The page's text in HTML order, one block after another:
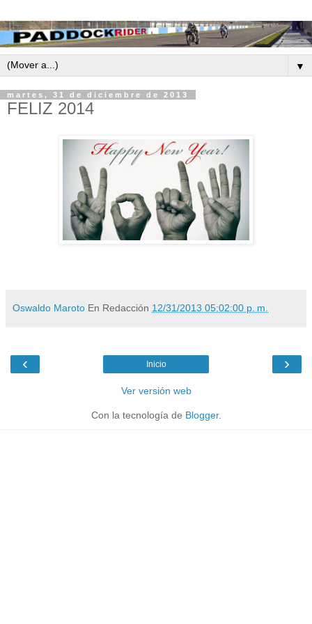
▼
martes, 31 de diciembre de 2013
FELIZ 2014
Oswaldo Maroto En Redacción 12/31/2013 05:02:00 p. m.
‹ ›
Inicio
Ver versión web
Con la tecnología de Blogger.